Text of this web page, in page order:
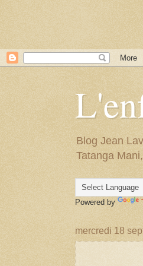
Blog Jean
Tatanga
Powered by
mercredi 18